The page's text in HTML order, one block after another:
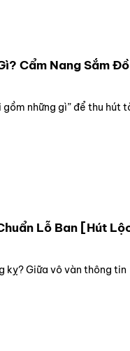
Cẩm Nang Sắm
gồm những gì” để thu hút
Lỗ Ban [Hút
kỵ? Giữa vô vàn thông tin